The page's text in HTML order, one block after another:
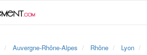
Auvergne-Rhône-Alpes Rhône Lyon